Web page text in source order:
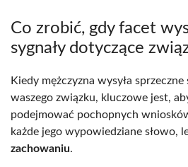
Co zrobić, gdy facet
sygnały dotyczące
Kiedy mężczyzna wysyła sprzeczne
waszego związku, kluczowe jest,
podejmować pochopnych
każde jego wypowiedziane słowo,
zachowaniu.